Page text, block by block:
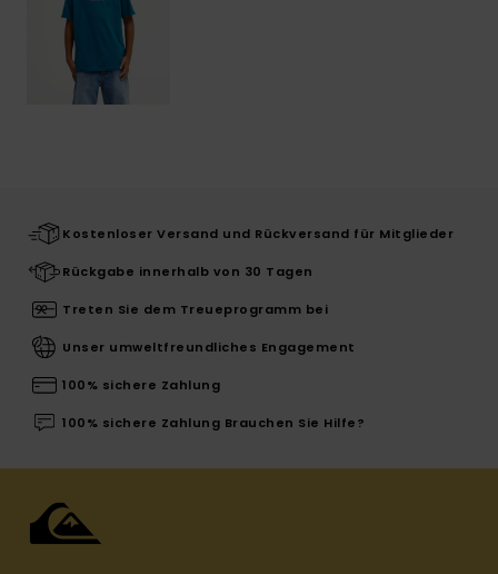
Kostenloser Versand und Rückversand für Mitglieder
Rückgabe innerhalb von 30 Tagen
Treten Sie dem Treueprogramm bei
Unser umweltfreundliches Engagement
100% sichere Zahlung
100% sichere Zahlung Brauchen Sie Hilfe?